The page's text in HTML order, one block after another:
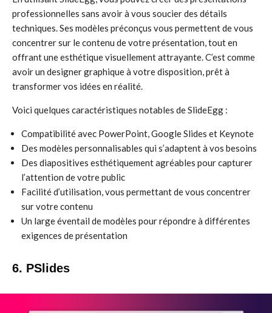
professionnelles sans avoir à vous soucier des détails
techniques. Ses modèles préconçus vous permettent de vous
concentrer sur le contenu de votre présentation, tout en
offrant une esthétique visuellement attrayante. C’est comme
avoir un designer graphique à votre disposition, prêt à
transformer vos idées en réalité.
Voici quelques caractéristiques notables de SlideEgg :
Compatibilité avec PowerPoint, Google Slides et Keynote
Des modèles personnalisables qui s’adaptent à vos besoins
Des diapositives esthétiquement agréables pour capturer
l’attention de votre public
Facilité d’utilisation, vous permettant de vous concentrer
sur votre contenu
Un large éventail de modèles pour répondre à différentes
exigences de présentation
6. PSlides